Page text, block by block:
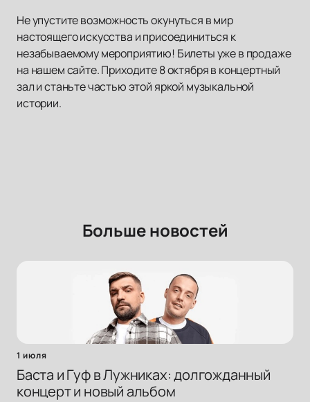
Не упустите возможность окунуться в мир
настоящего искусства и присоединиться к
незабываемому мероприятию! Билеты уже в продаже
на нашем сайте. Приходите 8 октября в концертный
зал и станьте частью этой яркой музыкальной
истории.
Больше новостей
1 июля
Баста и Гуф в Лужниках: долгожданный
концерт и новый альбом